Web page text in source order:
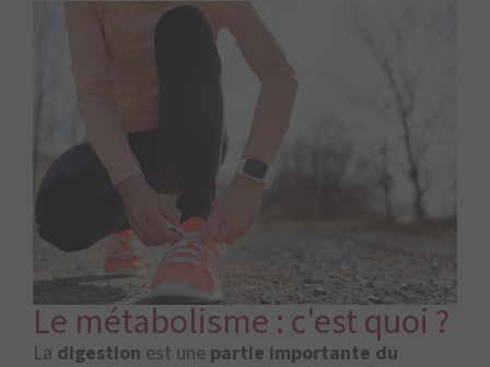
Le métabolisme : c'est quoi ?
La digestion est une partie importante du